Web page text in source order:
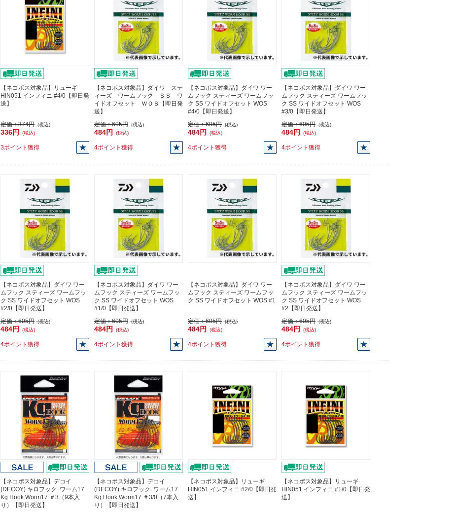
【ネコポス対象品】リューギ
HIN051 インフィニ #4/0【即日発
送】
定価：374円 (税込)
336円 (税込)
3ポイント獲得
【ネコポス対象品】ダイワ ステ
ィーズ ワームフック ＳＳ ワ
イドオフセット ＷＯＳ【即日発
送】
定価：605円 (税込)
484円 (税込)
4ポイント獲得
【ネコポス対象品】ダイワ ワー
ムフック スティーズ ワームフッ
ク SS ワイドオフセット WOS
#4/0【即日発送】
定価：605円 (税込)
484円 (税込)
4ポイント獲得
【ネコポス対象品】ダイワ ワー
ムフック スティーズ ワームフッ
ク SS ワイドオフセット WOS
#3/0【即日発送】
定価：605円 (税込)
484円 (税込)
4ポイント獲得
【ネコポス対象品】ダイワ ワー
ムフック スティーズ ワームフッ
ク SS ワイドオフセット WOS
#2/0【即日発送】
定価：605円 (税込)
484円 (税込)
4ポイント獲得
【ネコポス対象品】ダイワ ワー
ムフック スティーズ ワームフッ
ク SS ワイドオフセット WOS
#1/0【即日発送】
定価：605円 (税込)
484円 (税込)
4ポイント獲得
【ネコポス対象品】ダイワ ワー
ムフック スティーズ ワームフッ
ク SS ワイドオフセット WOS #1
定価：605円 (税込)
484円 (税込)
4ポイント獲得
【ネコポス対象品】ダイワ ワー
ムフック スティーズ ワームフッ
ク SS ワイドオフセット WOS
#2【即日発送】
定価：605円 (税込)
484円 (税込)
4ポイント獲得
【ネコポス対象品】デコイ
(DECOY) キロフック･ワーム17
Kg Hook Worm17 ＃3（9本入
り）【即日発送】
【ネコポス対象品】デコイ
(DECOY) キロフック･ワーム17
Kg Hook Worm17 ＃3/0（7本入
り）【即日発送】
【ネコポス対象品】リューギ
HIN051 インフィニ #2/0【即日発
送】
【ネコポス対象品】リューギ
HIN051 インフィニ #1/0【即日発
送】